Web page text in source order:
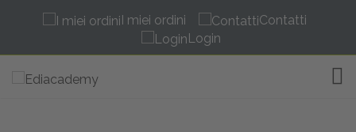
I miei ordini
Contatti
Login